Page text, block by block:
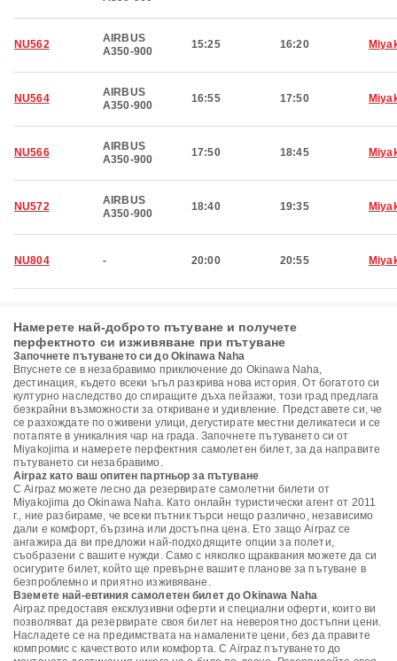
NU562
AIRBUS
A350-900
15:25 16:20
NU564
AIRBUS
A350-900
16:55 17:50
NU566
AIRBUS
A350-900
17:50 18:45
NU572
AIRBUS
A350-900
18:40 19:35
NU804 - 20:00 20:55
Намерете най-доброто пътуване и получете
перфектното си изживяване при пътуване
Започнете пътуването си до Okinawa Naha
Впуснете се в незабравимо приключение до Okinawa Naha,
дестинация, където всеки ъгъл разкрива нова история. От богатото си
културно наследство до спиращите дъха пейзажи, този град предлага
безкрайни възможности за откриване и удивление. Представете си, че
се разхождате по оживени улици, дегустирате местни деликатеси и се
потапяте в уникалния чар на града. Започнете пътуването си от
Miyakojima и намерете перфектния самолетен билет, за да направите
пътуването си незабравимо.
Airpaz като ваш опитен партньор за пътуване
С Airpaz можете лесно да резервирате самолетни билети от
Miyakojima до Okinawa Naha. Като онлайн туристически агент от 2011
г., ние разбираме, че всеки пътник търси нещо различно, независимо
дали е комфорт, бързина или достъпна цена. Ето защо Airpaz се
ангажира да ви предложи най-подходящите опции за полети,
съобразени с вашите нужди. Само с няколко щраквания можете да си
осигурите билет, който ще превърне вашите планове за пътуване в
безпроблемно и приятно изживяване.
Вземете най-евтиния самолетен билет до Okinawa Naha
Airpaz предоставя ексклузивни оферти и специални оферти, които ви
позволяват да резервирате своя билет на невероятно достъпни цени.
Насладете се на предимствата на намалените цени, без да правите
компромис с качеството или комфорта. С Airpaz пътуването до